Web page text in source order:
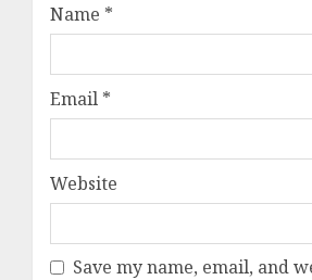
Name *
Email *
Website
Save my name, email, and